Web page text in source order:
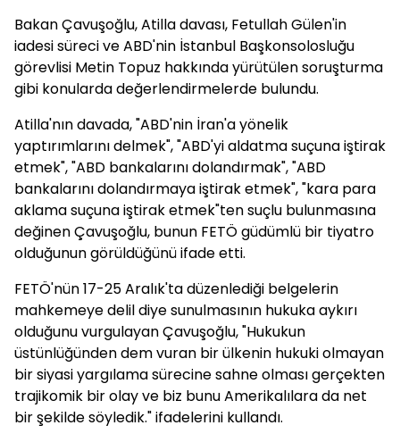
Bakan Çavuşoğlu, Atilla davası, Fetullah Gülen'in
iadesi süreci ve ABD'nin İstanbul Başkonsolosluğu
görevlisi Metin Topuz hakkında yürütülen soruşturma
gibi konularda değerlendirmelerde bulundu.
Atilla'nın davada, "ABD'nin İran'a yönelik
yaptırımlarını delmek", "ABD'yi aldatma suçuna iştirak
etmek", "ABD bankalarını dolandırmak", "ABD
bankalarını dolandırmaya iştirak etmek", "kara para
aklama suçuna iştirak etmek"ten suçlu bulunmasına
değinen Çavuşoğlu, bunun FETÖ güdümlü bir tiyatro
olduğunun görüldüğünü ifade etti.
FETÖ'nün 17-25 Aralık'ta düzenlediği belgelerin
mahkemeye delil diye sunulmasının hukuka aykırı
olduğunu vurgulayan Çavuşoğlu, "Hukukun
üstünlüğünden dem vuran bir ülkenin hukuki olmayan
bir siyasi yargılama sürecine sahne olması gerçekten
trajikomik bir olay ve biz bunu Amerikalılara da net
bir şekilde söyledik." ifadelerini kullandı.